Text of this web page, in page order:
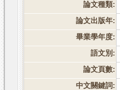
論文種類:
論文出版年:
畢業學年度:
語文別:
論文頁數:
中文關鍵詞: